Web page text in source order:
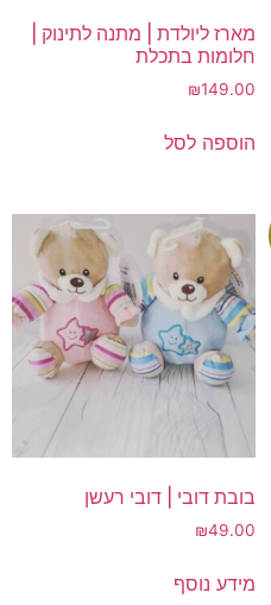
מארז ליולדת | מתנה לתינוק |
חלומות בתכלת
₪149.00
הוספה לסל
בובת דובי | דובי רעשן
₪49.00
מידע נוסף